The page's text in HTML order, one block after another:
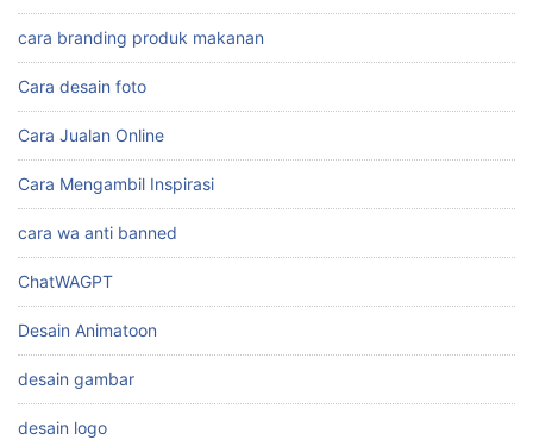
cara branding produk makanan
Cara desain foto
Cara Jualan Online
Cara Mengambil Inspirasi
cara wa anti banned
ChatWAGPT
Desain Animatoon
desain gambar
desain logo